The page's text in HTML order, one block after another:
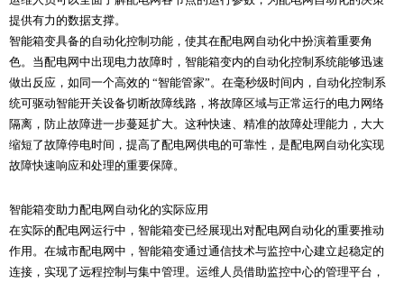
提供有力的数据支撑。
智能箱变具备的自动化控制功能，使其在配电网自动化中扮演着重要角
色。当配电网中出现电力故障时，智能箱变内的自动化控制系统能够迅速
做出反应，如同一个高效的 “智能管家”。在毫秒级时间内，自动化控制系
统可驱动智能开关设备切断故障线路，将故障区域与正常运行的电力网络
隔离，防止故障进一步蔓延扩大。这种快速、精准的故障处理能力，大大
缩短了故障停电时间，提高了配电网供电的可靠性，是配电网自动化实现
故障快速响应和处理的重要保障。
智能箱变助力配电网自动化的实际应用
在实际的配电网运行中，智能箱变已经展现出对配电网自动化的重要推动
作用。在城市配电网中，智能箱变通过通信技术与监控中心建立起稳定的
连接，实现了远程控制与集中管理。运维人员借助监控中心的管理平台，